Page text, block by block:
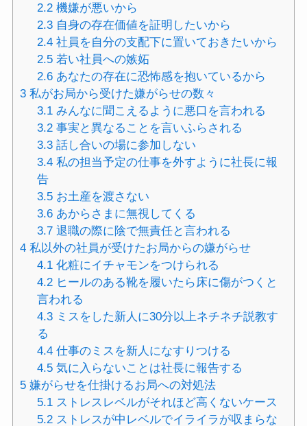
2.2 機嫌が悪いから
2.3 自身の存在価値を証明したいから
2.4 社員を自分の支配下に置いておきたいから
2.5 若い社員への嫉妬
2.6 あなたの存在に恐怖感を抱いているから
3私がお局から受けた嫌がらせの数々
3.1 みんなに聞こえるように悪口を言われる
3.2 事実と異なることを言いふらされる
3.3 話し合いの場に参加しない
3.4 私の担当予定の仕事を外すように社長に報
告
3.5 お土産を渡さない
3.6 あからさまに無視してくる
3.7 退職の際に陰で無責任と言われる
4私以外の社員が受けたお局からの嫌がらせ
4.1 化粧にイチャモンをつけられる
4.2 ヒールのある靴を履いたら床に傷がつくと
言われる
4.3 ミスをした新人に30分以上ネチネチ説教す
る
4.4 仕事のミスを新人になすりつける
4.5 気に入らないことは社長に報告する
5嫌がらせを仕掛けるお局への対処法
5.1 ストレスレベルがそれほど高くないケース
5.2 ストレスが中レベルでイライラが収まらな